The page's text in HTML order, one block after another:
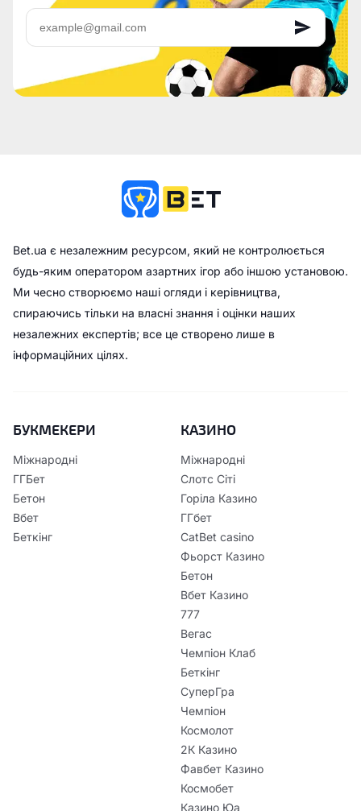
Bet.ua є незалежним ресурсом, який не контролюється
будь-яким оператором азартних ігор або іншою установою.
Ми чесно створюємо наші огляди і керівництва,
спираючись тільки на власні знання і оцінки наших
незалежних експертів; все це створено лише в
інформаційних цілях.
БУКМЕКЕРИ
Міжнародні
ГГБет
Бетон
Вбет
Беткінг
КАЗИНО
Міжнародні
Слотс Сіті
Горіла Казино
ГГбет
CatBet casino
Фьорст Казино
Бетон
Вбет Казино
777
Вегас
Чемпіон Клаб
Беткінг
СуперГра
Чемпіон
Космолот
2К Казино
Фавбет Казино
Космобет
Казино Юа